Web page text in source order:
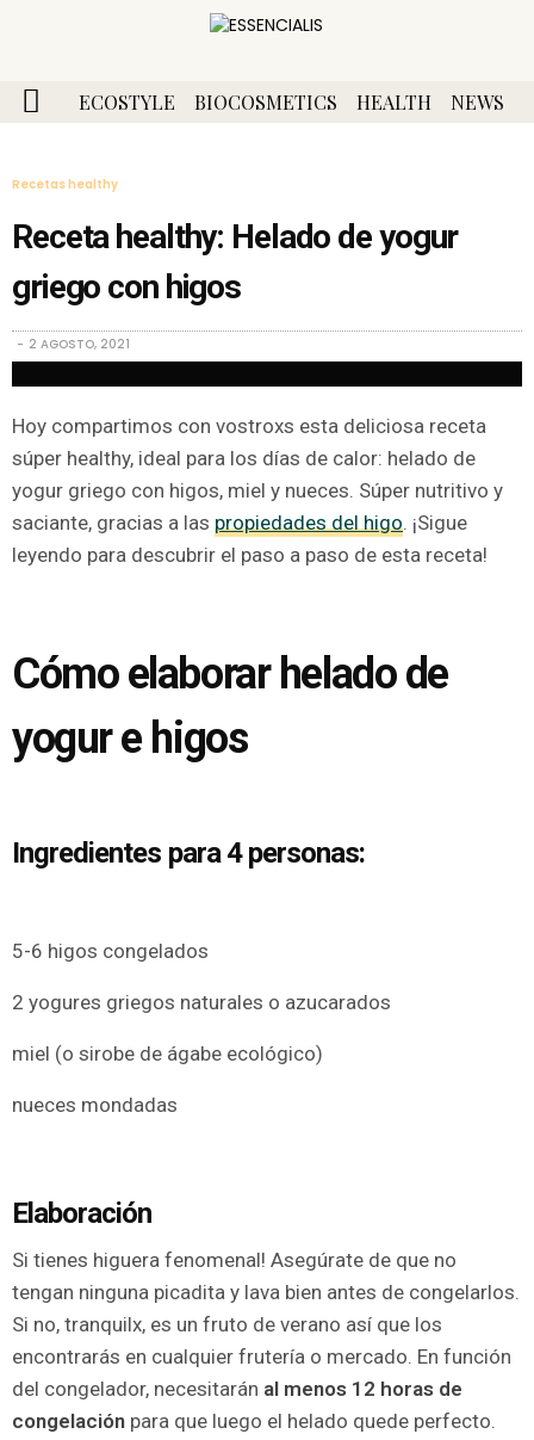
ECOSTYLE BIOCOSMETICS HEALTH NEWS
Recetas healthy
Receta healthy: Helado de yogur
griego con higos
2 AGOSTO, 2021
Hoy compartimos con vostroxs esta deliciosa receta
súper healthy, ideal para los días de calor: helado de
yogur griego con higos, miel y nueces. Súper nutritivo y
saciante, gracias a las propiedades del higo. ¡Sigue
leyendo para descubrir el paso a paso de esta receta!
Cómo elaborar helado de
yogur e higos
Ingredientes para 4 personas:
5-6 higos congelados
2 yogures griegos naturales o azucarados
miel (o sirobe de ágabe ecológico)
nueces mondadas
Elaboración
Si tienes higuera fenomenal! Asegúrate de que no
tengan ninguna picadita y lava bien antes de congelarlos.
Si no, tranquilx, es un fruto de verano así que los
encontrarás en cualquier frutería o mercado. En función
del congelador, necesitarán al menos 12 horas de
congelación para que luego el helado quede perfecto.